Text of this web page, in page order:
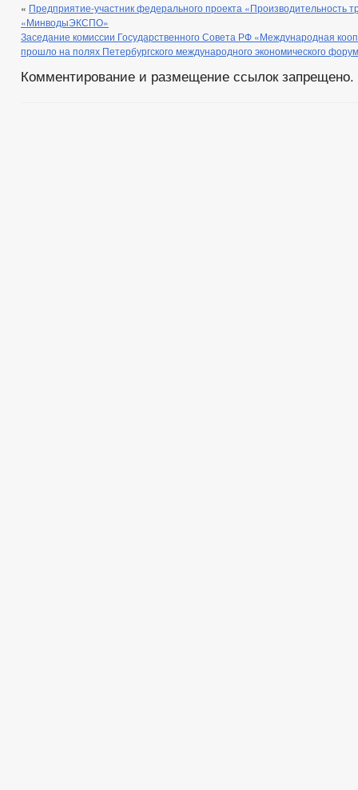
« Предприятие-участник федерального проекта «Производительность
«МинводыЭКСПО»
Заседание комиссии Государственного Совета РФ «Международная
прошло на полях Петербургского международного экономического
Комментирование и размещение ссылок запрещено.